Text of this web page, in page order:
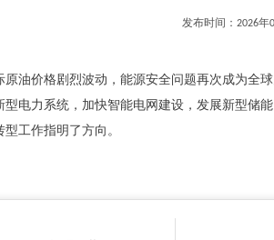
发布时间：2026年
原油价格剧烈波动，能源安全问题再次成为全
型电力系统，加快智能电网建设，发展新型储
工作指明了方向。